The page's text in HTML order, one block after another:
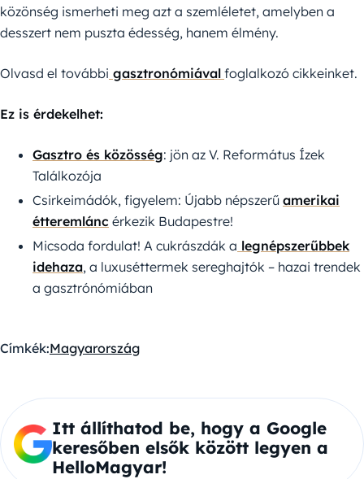
közönség ismerheti meg azt a szemléletet, amelyben a
desszert nem puszta édesség, hanem élmény.
Olvasd el további gasztronómiával foglalkozó cikkeinket.
Ez is érdekelhet:
Gasztro és közösség: jön az V. Református Ízek
Találkozója
Csirkeimádók, figyelem: Újabb népszerű amerikai
étteremlánc érkezik Budapestre!
Micsoda fordulat! A cukrászdák a legnépszerűbbek
idehaza, a luxuséttermek sereghajtók – hazai trendek
a gasztrónómiában
Címkék:Magyarország
Itt állíthatod be, hogy a Google
keresőben elsők között legyen a
HelloMagyar!